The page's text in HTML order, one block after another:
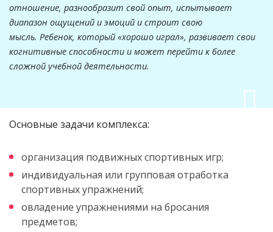
отношение, разнообразит свой опыт, испытывает
диапазон ощущений и эмоций и строит свою
мысль. Ребенок, который «хорошо играл», развивает свои
когнитивные способности и может перейти к более
сложной учебной деятельности.
Основные задачи комплекса:
организация подвижных спортивных игр;
индивидуальная или групповая отработка
спортивных упражнений;
овладение упражнениями на бросания
предметов;